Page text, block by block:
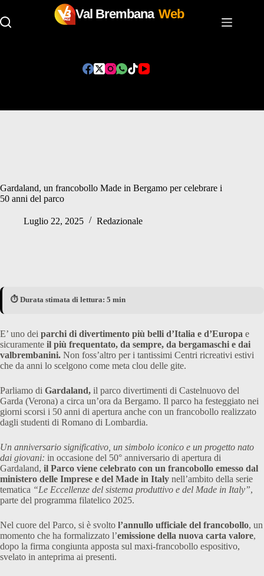
Val Brembana Web
Gardaland, un francobollo Made in Bergamo per celebrare i
50 anni del parco
Luglio 22, 2025 Redazionale
⏱️ Durata stimata di lettura: 5 min
E’ uno dei parchi di divertimento più belli d’Italia e d’Europa e
sicuramente il più frequentato, da sempre, da bergamaschi e dai
valbrembanini. Non foss’altro per i tantissimi Centri ricreativi estivi
che da anni lo scelgono come meta clou delle gite.
Parliamo di Gardaland, il parco divertimenti di Castelnuovo del
Garda (Verona) a circa un’ora da Bergamo. Il parco ha festeggiato nei
giorni scorsi i 50 anni di apertura anche con un francobollo realizzato
dagli studenti di Romano di Lombardia.
Un anniversario significativo, un simbolo iconico e un progetto nato
dai giovani: in occasione del 50° anniversario di apertura di
Gardaland, il Parco viene celebrato con un francobollo emesso dal
ministero delle Imprese e del Made in Italy nell’ambito della serie
tematica “Le Eccellenze del sistema produttivo e del Made in Italy”,
parte del programma filatelico 2025.
Nel cuore del Parco, si è svolto l’annullo ufficiale del francobollo, un
momento che ha formalizzato l’emissione della nuova carta valore,
dopo la firma congiunta apposta sul maxi-francobollo espositivo,
svelato in anteprima ai presenti.